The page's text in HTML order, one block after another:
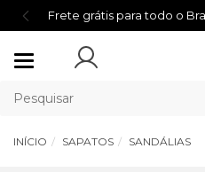
Frete grátis para todo o
Mudar
INÍCIO SAPATOS SANDÁLIAS